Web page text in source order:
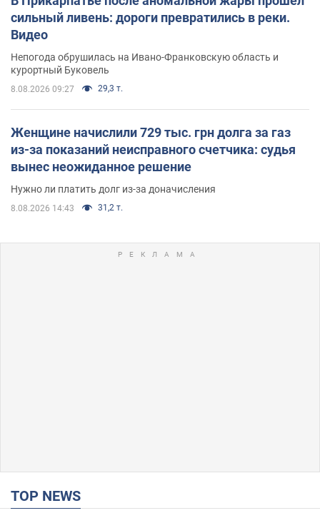
сильный ливень: дороги превратились в реки.
Видео
Непогода обрушилась на Ивано-Франковскую область и
курортный Буковель
8.08.2026 09:27 29,3 т.
Женщине начислили 729 тыс. грн долга за газ
из-за показаний неисправного счетчика: судья
вынес неожиданное решение
Нужно ли платить долг из-за доначисления
8.08.2026 14:43 31,2 т.
TOP NEWS